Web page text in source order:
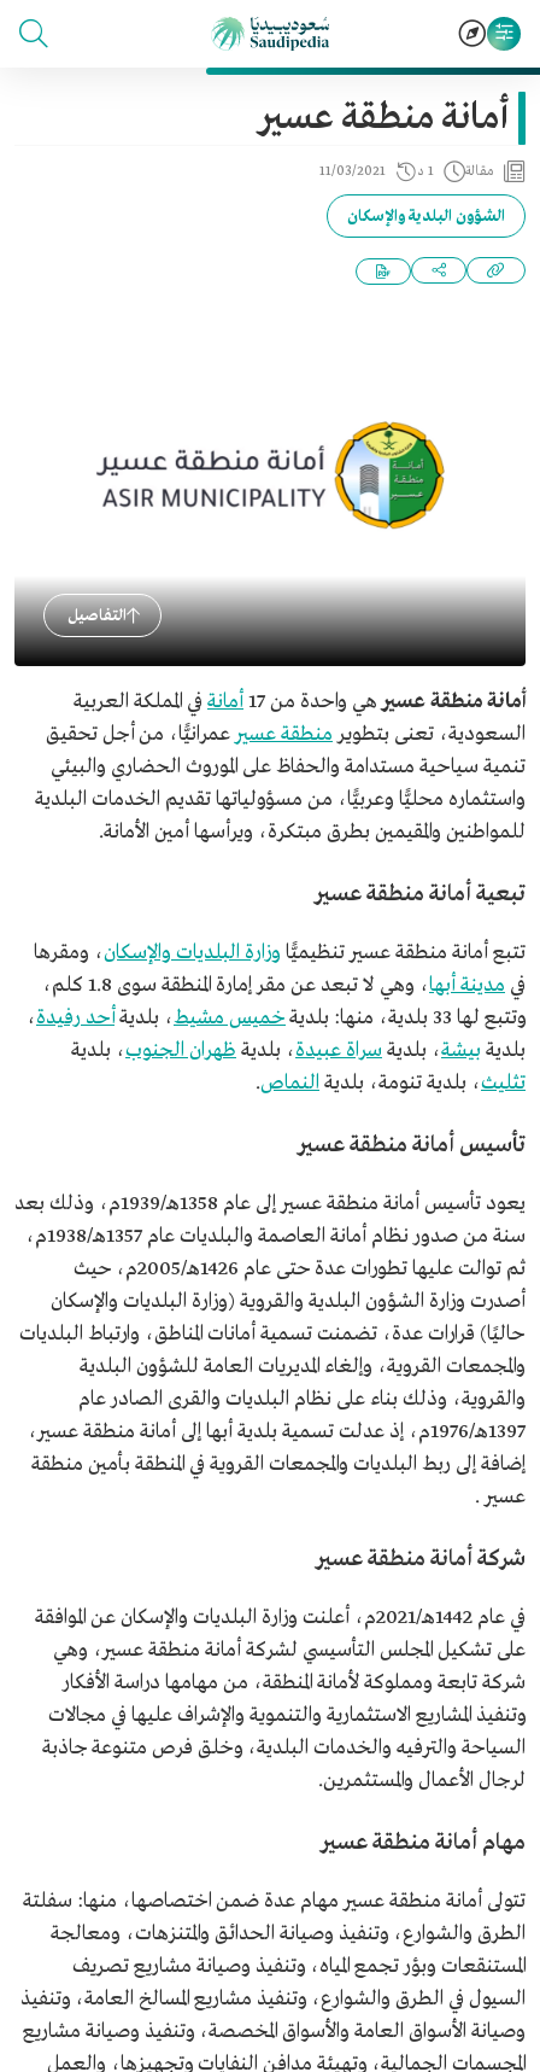
أمانة منطقة عسير
مقالة 1 د 11/03/2021
الشؤون البلدية والإسكان
التفاصيل
أمانة منطقة عسير هي واحدة من 17 أمانة في المملكة العربية
السعودية، تعنى بتطوير منطقة عسير عمرانيًّا، من أجل تحقيق
تنمية سياحية مستدامة والحفاظ على الموروث الحضاري والبيئي
واستثماره محليًّا وعربيًّا، من مسؤولياتها تقديم الخدمات البلدية
للمواطنين والمقيمين بطرق مبتكرة، ويرأسها أمين الأمانة.
تبعية أمانة منطقة عسير
تتبع أمانة منطقة عسير تنظيميًّا وزارة البلديات والإسكان، ومقرها
في مدينة أبها
، وهي لا تبعد عن مقر إمارة المنطقة سوى 1.8 كلم،
وتتبع لها 33 بلدية، منها: بلدية
خميس مشيط، بلديةأحد رفيدة،
بلدية بيشة، بلدية سراة عبيدة، بلدية ظهران الجنوب، بلدية
تثليث، بلدية تنومة، بلدية النماص.
تأسيس أمانة منطقة عسير
يعود تأسيس أمانة منطقة عسير إلى عام 1358هـ/1939م، وذلك بعد
سنة من صدور نظام أمانة العاصمة والبلديات عام 1357هـ/1938م،
ثم توالت عليها تطورات عدة حتى عام 1426هـ/2005م، حيث
أصدرت وزارة الشؤون البلدية والقروية (وزارة البلديات والإسكان
حاليًا) قرارات عدة، تضمنت تسمية أمانات المناطق، وارتباط البلديات
والمجمعات القروية، وإلغاء المديريات العامة للشؤون البلدية
والقروية، وذلك بناء على نظام البلديات والقرى الصادر عام
1397هـ/1976م، إذ عدلت تسمية بلدية أبها إلى أمانة منطقة عسير،
إضافة إلى ربط البلديات والمجمعات القروية في المنطقة بأمين منطقة
عسير .
شركة أمانة منطقة عسير
في عام 1442هـ/2021م، أعلنت وزارة البلديات والإسكان عن الموافقة
على تشكيل المجلس التأسيسي لشركة أمانة منطقة عسير، وهي
شركة تابعة ومملوكة لأمانة المنطقة، من مهامها دراسة الأفكار
وتنفيذ المشاريع الاستثمارية والتنموية والإشراف عليها في مجالات
السياحة والترفيه والخدمات البلدية، وخلق فرص متنوعة جاذبة
لرجال الأعمال والمستثمرين.
مهام أمانة منطقة عسير
تتولى أمانة منطقة عسير مهام عدة ضمن اختصاصها، منها: سفلتة
الطرق والشوارع، وتنفيذ وصيانة الحدائق والمتنزهات، ومعالجة
المستنقعات وبؤر تجمع المياه، وتنفيذ وصيانة مشاريع تصريف
السيول في الطرق والشوارع، وتنفيذ مشاريع المسالخ العامة، وتنفيذ
وصيانة الأسواق العامة والأسواق المخصصة، وتنفيذ وصيانة مشاريع
المجسمات الجمالية، وتهيئة مدافن النفايات وتجهيزها، والعمل